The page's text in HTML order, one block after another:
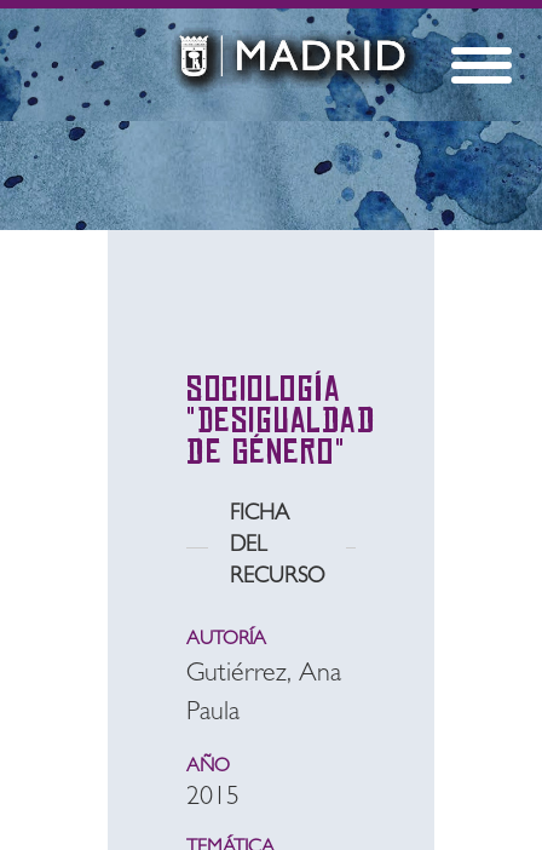
Sociología
"Desigualdad
de Género"
FICHA
DEL
RECURSO
AUTORÍA
Gutiérrez, Ana
Paula
AÑO
2015